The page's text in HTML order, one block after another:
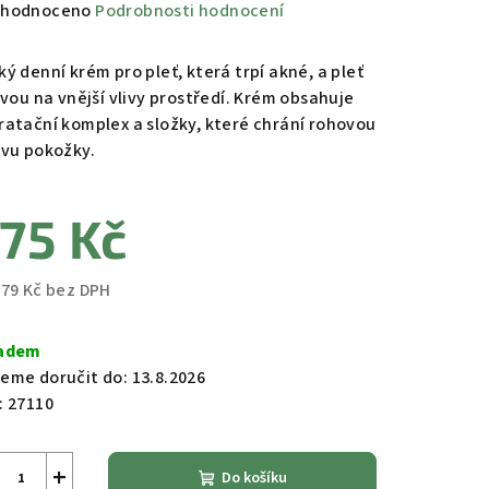
Podrobnosti hodnocení
denní krém pro pleť, která trpí akné, a pleť
na vnější vlivy prostředí. Krém obsahuje
komplex a složky, které chrání rohovou
pokožky.
Kč
Kč bez DPH
doručit do: 13.8.2026
27110
+ Do košíku